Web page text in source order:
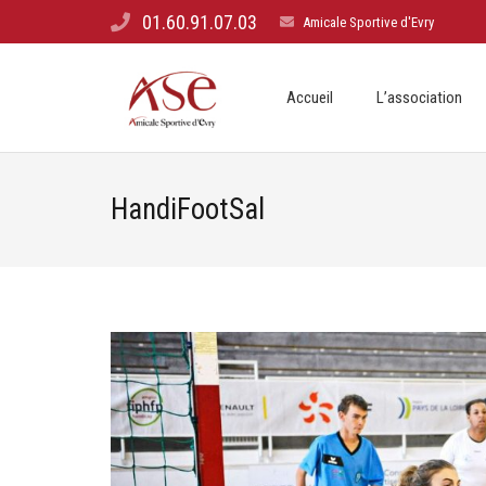
01.60.91.07.03 Amicale Sportive d'Evry
Accueil L’association
HandiFootSal